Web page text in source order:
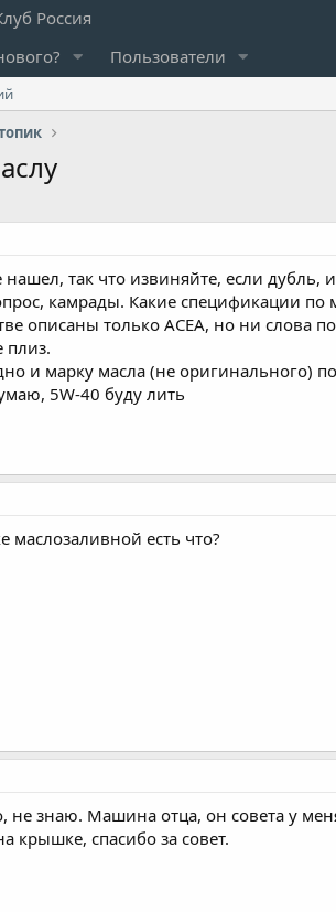
Пользователи
так что извиняйте, если дубль,
камрады. Какие спецификации по
описаны только ACEA, но ни слова
плиз.
и марку масла (не оригинального)
5W-40 буду лить
маслозаливной есть что?
не знаю. Машина отца, он совета у
крышке, спасибо за совет.